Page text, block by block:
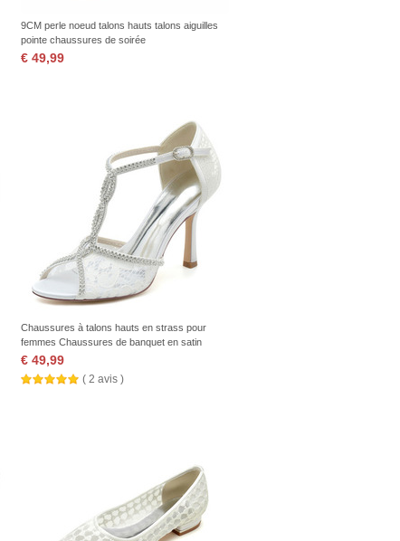
9CM perle noeud talons hauts talons aiguilles
pointe chaussures de soirée
€ 49,99
Chaussures à talons hauts en strass pour
femmes Chaussures de banquet en satin
Sandales à talons aiguilles
€ 49,99
( 2 avis )